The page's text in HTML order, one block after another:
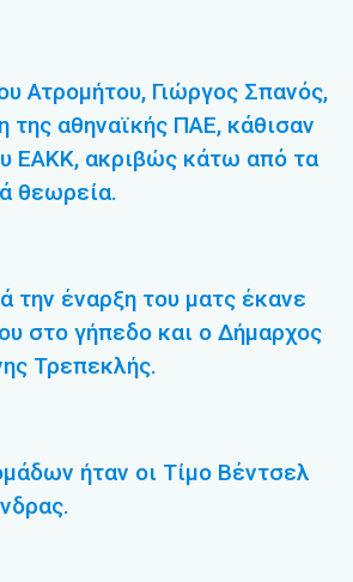
Ατρομήτου, Γιώργος Σπανός,
της αθηναϊκής ΠΑΕ, κάθισαν
ΕΑΚΚ, ακριβώς κάτω από τα
θεωρεία.
την έναρξη του ματς έκανε
στο γήπεδο και ο Δήμαρχος
Τρεπεκλής.
ήταν οι Τίμο Βέντσελ